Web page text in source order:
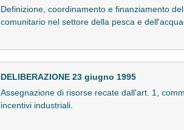
Definizione, coordinamento e finanziamento
comunitario nel settore della pesca e
DELIBERAZIONE 23 giugno 1995
Assegnazione di risorse recate dall'art. 1,
incentivi industriali.